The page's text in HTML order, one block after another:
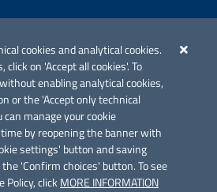
cookies and analytical cookies.
click on 'Accept all cookies'. To
enabling analytical cookies,
or the 'Accept only technical
can manage your cookie
by reopening the banner with
settings' button and saving
'Confirm choices' button. To see
Policy, clickMORE INFORMATION